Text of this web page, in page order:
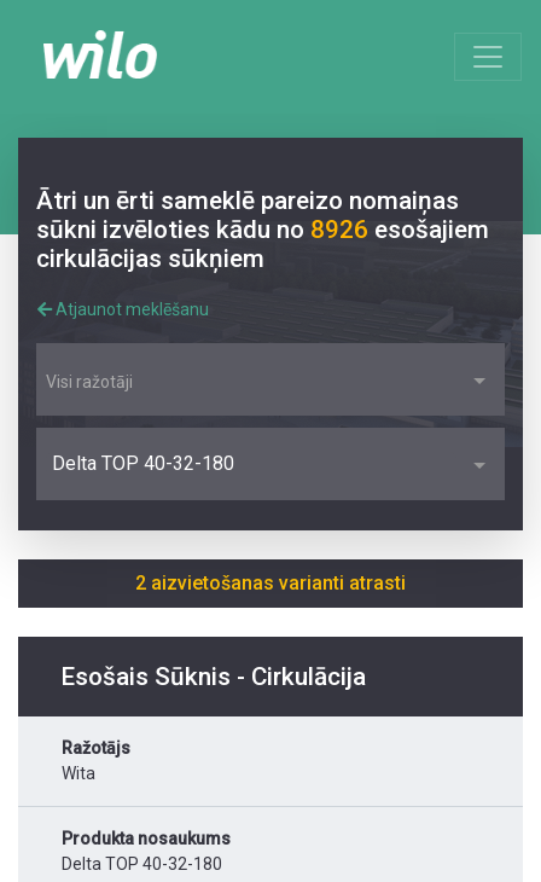
Ātri un ērti sameklē pareizo nomaiņas
sūkni izvēloties kādu no 8926 esošajiem
cirkulācijas sūkņiem
Atjaunot meklēšanu
Visi ražotāji
Delta TOP 40-32-180
2 aizvietošanas varianti atrasti
Esošais Sūknis - Cirkulācija
Ražotājs
Wita
Produkta nosaukums
Delta TOP 40-32-180